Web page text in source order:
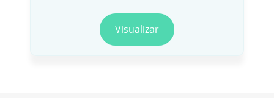
Visualizar